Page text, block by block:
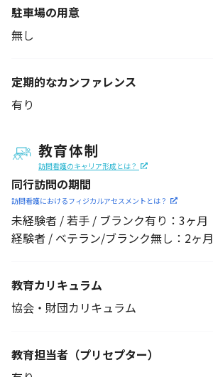
駐車場の用意
無し
定期的なカンファレンス
有り
教育体制
訪問看護のキャリア形成とは？
同行訪問の期間
訪問看護におけるフィジカルアセスメントとは？
未経験者 / 若手 / ブランク有り：3ヶ月
経験者 / ベテラン/ブランク無し：2ヶ月
教育カリキュラム
協会・財団カリキュラム
教育担当者 （プリセプター）